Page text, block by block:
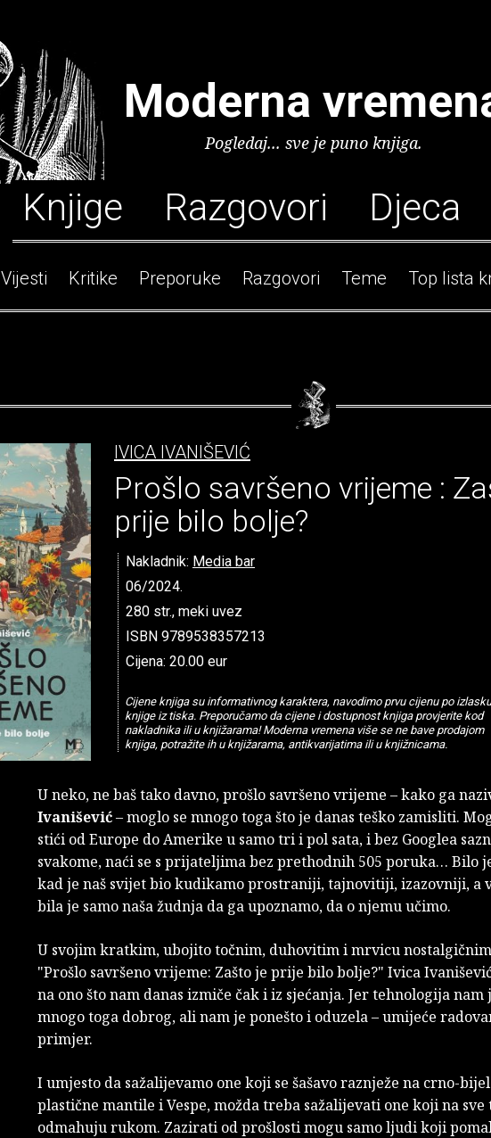
Moderna
Pogledaj... sve je puno knjiga.
Knjige Razgovori Djeca
Vijesti Kritike Preporuke Razgovori Teme Top lista
IVICA IVANIŠEVIĆ
Prošlo savršeno vrijeme :
prije bilo bolje?
Nakladnik: Media bar
06/2024.
280 str., meki uvez
ISBN 9789538357213
Cijena: 20.00 eur
Cijene knjiga su informativnog karaktera, navodimo prvu cijenu po izlasku
knjige iz tiska. Preporučamo da cijene i dostupnost knjiga provjerite kod
nakladnika ili u knjižarama! Moderna vremena više se ne bave prodajom
knjiga, potražite ih u knjižarama, antikvarijatima ili u knjižnicama.
U neko, ne baš tako davno, prošlo savršeno vrijeme – kako ga
Ivanišević– moglo se mnogo toga što je danas teško zamisliti.
stići od Europe do Amerike u samo tri i pol sata, i bez Googlea
svakome, naći se s prijateljima bez prethodnih 505 poruka… Bilo
kad je naš svijet bio kudikamo prostraniji, tajnovitiji, izazovniji, a
bila je samo naša žudnja da ga upoznamo, da o njemu učimo.
U svojim kratkim, ubojito točnim, duhovitim i mrvicu
"Prošlo savršeno vrijeme: Zašto je prije bilo bolje?" Ivica
na ono što nam danas izmiče čak i iz sjećanja. Jer tehnologija
mnogo toga dobrog, ali nam je ponešto i oduzela – umijeće
primjer.
I umjesto da sažalijevamo one koji se šašavo raznježe na crno-
plastične mantile i Vespe, možda treba sažalijevati one koji na sve
odmahuju rukom. Zazirati od prošlosti mogu samo ljudi koji